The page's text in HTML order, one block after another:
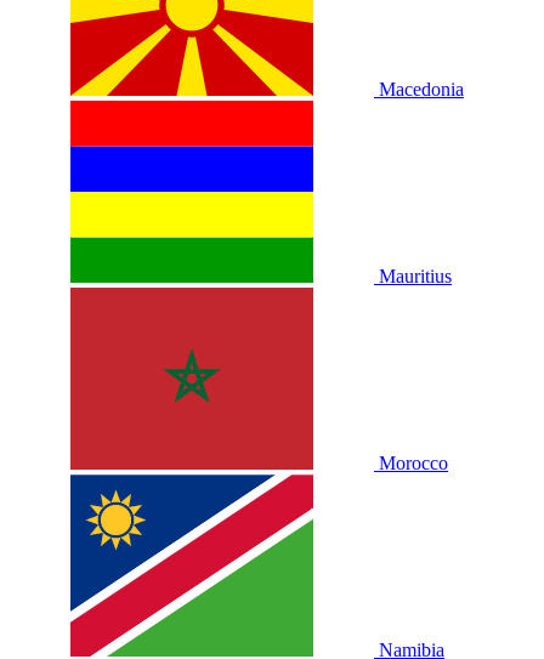
Macedonia
Mauritius
Morocco
Namibia